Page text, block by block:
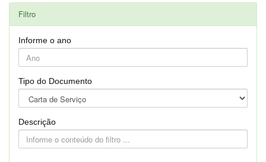
Filtro
Informe o ano
Tipo do Documento
Descrição